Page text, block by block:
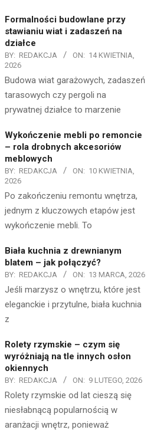
Formalności budowlane przy
stawianiu wiat i zadaszeń na
działce
BY: REDAKCJA ON: 14 KWIETNIA,
2026
Budowa wiat garażowych, zadaszeń
tarasowych czy pergoli na
prywatnej działce to marzenie
Wykończenie mebli po remoncie
– rola drobnych akcesoriów
meblowych
BY: REDAKCJA ON: 10 KWIETNIA,
2026
Po zakończeniu remontu wnętrza,
jednym z kluczowych etapów jest
wykończenie mebli. To
Biała kuchnia z drewnianym
blatem – jak połączyć?
BY: REDAKCJA ON: 13 MARCA, 2026
Jeśli marzysz o wnętrzu, które jest
eleganckie i przytulne, biała kuchnia
z
Rolety rzymskie – czym się
wyróżniają na tle innych osłon
okiennych
BY: REDAKCJA ON: 9 LUTEGO, 2026
Rolety rzymskie od lat cieszą się
niesłabnącą popularnością w
aranżacji wnętrz, ponieważ